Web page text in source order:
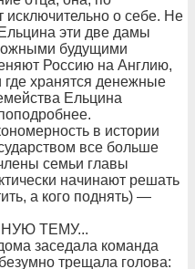
о себе. Не
эти две дамы
будущими
Россию на Англию,
где хранятся денежные
Ельцина
в истории
все больше
семьи главы
начинают решать
а кого поднять) —
ТЕМУ...
заседала команда
трещала голова: